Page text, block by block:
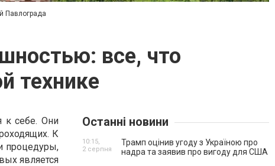
Павлограда
все, что
технике
к себе. Они
К
процедуры,
является
Останні новини
Трамп оцінив угоду з Україною про
надра та заявив про вигоду для США
10:15,
2 серпня